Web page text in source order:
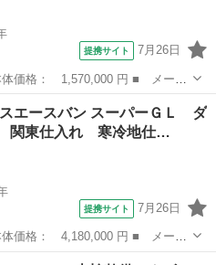
提携サイト 7月26日
エースバン ■ グレード名：
ター デフロック リヤフォグ
スエースバン スーパーＧＬ ダ
関東仕入れ 寒冷地仕…
提携サイト 7月26日
スエースバン ■ グレード